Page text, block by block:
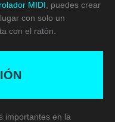
MIDI , puedes crear
con solo un
con el ratón.
importantes en la